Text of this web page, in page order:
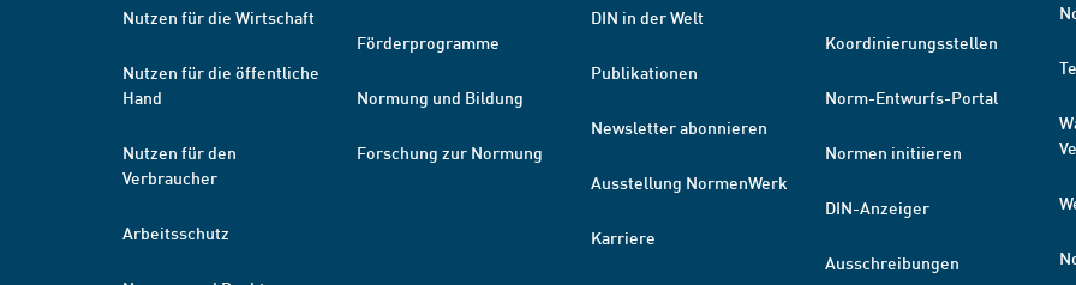
Nutzen für die Wirtschaft
Nutzen für die öffentliche
Hand
Nutzen für den
Verbraucher
Arbeitsschutz
Förderprogramme
Normung und Bildung
Forschung zur Normung
DIN in der Welt
Publikationen
Newsletter abonnieren
Ausstellung NormenWerk
Karriere
Koordinierungsstellen
Norm-Entwurfs-Portal
Normen initiieren
DIN-Anzeiger
Ausschreibungen